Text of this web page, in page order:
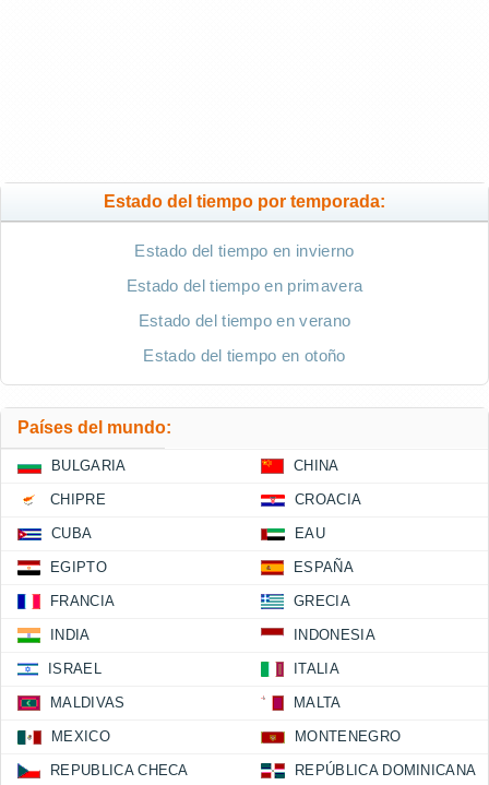
Estado del tiempo por temporada:
Estado del tiempo en invierno
Estado del tiempo en primavera
Estado del tiempo en verano
Estado del tiempo en otoño
Países del mundo:
BULGARIA CHINA
CHIPRE CROACIA
CUBA EAU
EGIPTO ESPAÑA
FRANCIA GRECIA
INDIA INDONESIA
ISRAEL ITALIA
MALDIVAS MALTA
MEXICO MONTENEGRO
REPUBLICA CHECA REPÚBLICA DOMINICANA